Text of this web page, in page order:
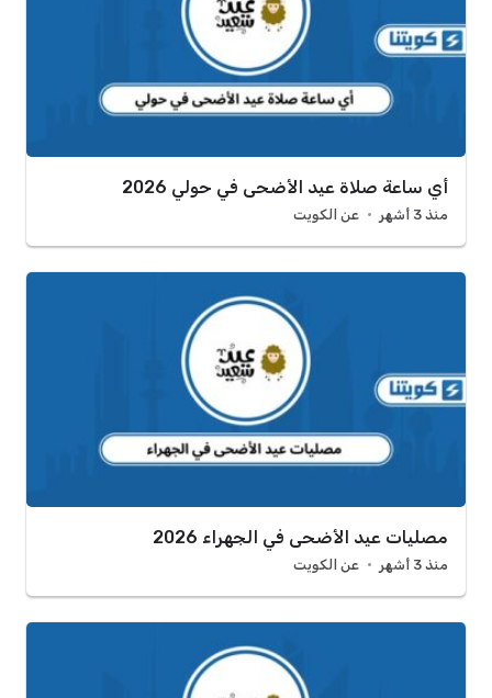
أي ساعة صلاة عيد الأضحى في حولي 2026
منذ 3 أشهر عن الكويت
مصليات عيد الأضحى في الجهراء 2026
منذ 3 أشهر عن الكويت